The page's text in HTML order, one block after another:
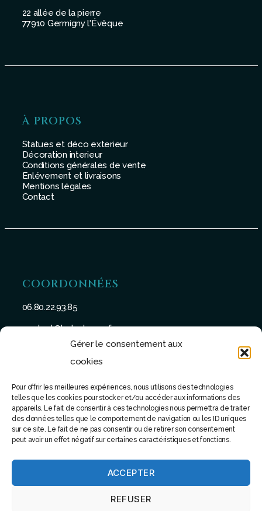
Gérer le consentement aux
cookies
Pour offrir les meilleures expériences, nous utilisons des technologies
telles que les cookies pour stocker et/ou accéder aux informations des
appareils. Le fait de consentir à ces technologies nous permettra de traiter
des données telles que le comportement de navigation ou les ID uniques
sur ce site. Le fait de ne pas consentir ou de retirer son consentement
peut avoir un effet négatif sur certaines caractéristiques et fonctions.
ACCEPTER
REFUSER
22 allée de la pierre
77910 Germigny l'Évêque
À PROPOS
Statues et déco exterieur
Décoration interieur
Conditions générales de vente
Enlévement et livraisons
Mentions légales
Contact
COORDONNÉES
06.80.22.93.85
contact@batu-taman.fr
SUIVEZ-NOUS
© 2022 - Tous droits réservés - Site réalisé par Software